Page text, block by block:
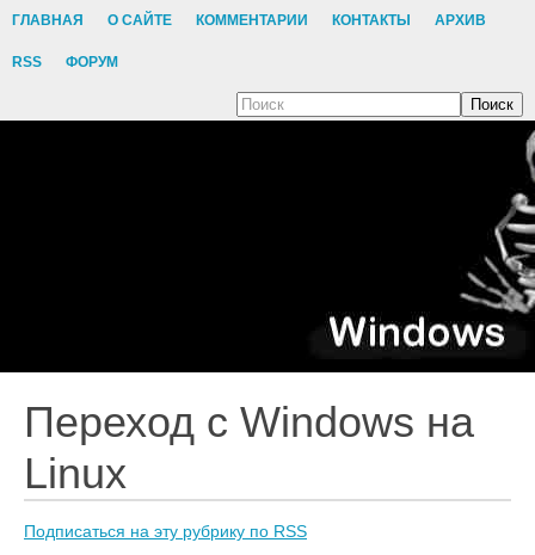
ГЛАВНАЯ О САЙТЕ КОММЕНТАРИИ КОНТАКТЫ АРХИВ
RSS ФОРУМ
Поиск
Переход с Windows на
Linux
Подписаться на эту рубрику по RSS